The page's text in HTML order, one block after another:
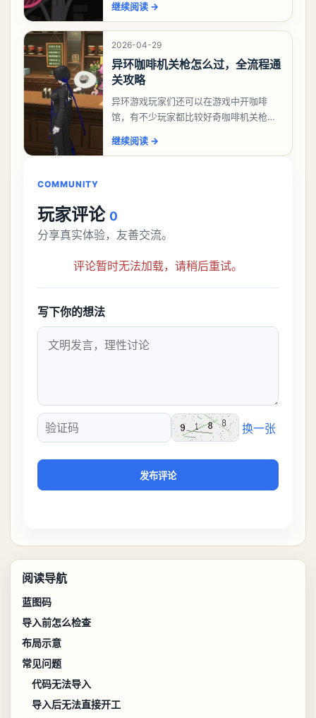
么做，今天游戏熊就来告诉大家。异环异
象委托唤孤归任务攻
继续阅读 →
2026-04-29
异环咖啡机关枪怎么过，全流程通
关攻略
异环游戏玩家们还可以在游戏中开咖啡
馆，有不少玩家都比较好奇咖啡机关枪应
机关枪攻略。异环咖啡机关枪怎么过一、
继续阅读 →
COMMUNITY
玩家评论 0
分享真实体验，友善交流。
评论暂时无法加载，请稍后重试。
写下你的想法
验证码
换一张
发布评论
阅读导航
蓝图码
导入前怎么检查
布局示意
常见问题
代码无法导入
导入后无法直接开工